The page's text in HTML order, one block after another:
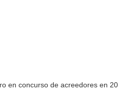
en concurso de acreedores en